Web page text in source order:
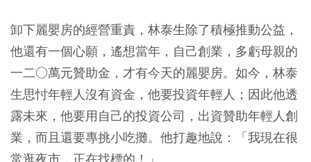
卸下麗嬰房的經營重責，林泰生除了積極推動公益，
他還有一個心願，遙想當年，自己創業，多虧母親的
一二○萬元贊助金，才有今天的麗嬰房。如今，林泰
生思忖年輕人沒有資金，他要投資年輕人；因此他透
露未來，他要用自己的投資公司，出資贊助年輕人創
業，而且還要專挑小吃攤。他打趣地說：「我現在很